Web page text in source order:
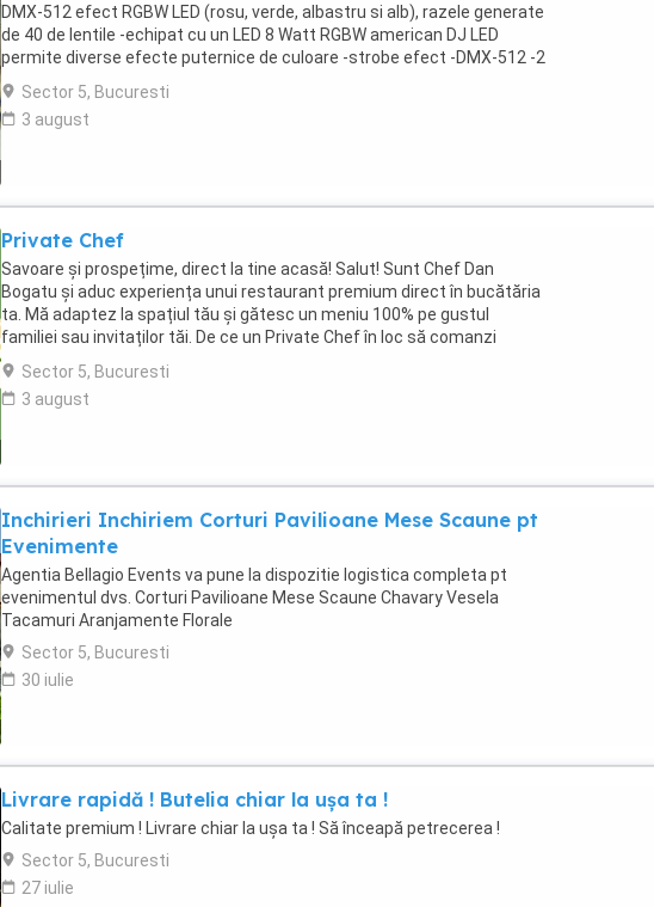
DMX-512 efect RGBW LED (rosu, verde, albastru si alb), razele generate
de 40 de lentile -echipat cu un LED 8 Watt RGBW american DJ LED
permite diverse efecte puternice de culoare -strobe efect -DMX-512 -2
moduri DMX: 2 canale sau 8 modul ...
Sector 5, Bucuresti
3 august
Private Chef
Savoare și prospețime, direct la tine acasă! Salut! Sunt Chef Dan
Bogatu și aduc experiența unui restaurant premium direct în bucătăria
ta. Mă adaptez la spațiul tău și gătesc un meniu 100% pe gustul
familiei sau invitaților tăi. De ce un Private Chef în loc să comanzi
mâncare? Ingrediente sigure: ...
Sector 5, Bucuresti
3 august
Inchirieri Inchiriem Corturi Pavilioane Mese Scaune pt
Evenimente
Agentia Bellagio Events va pune la dispozitie logistica completa pt
evenimentul dvs. Corturi Pavilioane Mese Scaune Chavary Vesela
Tacamuri Aranjamente Florale
Sector 5, Bucuresti
30 iulie
Livrare rapidă ! Butelia chiar la ușa ta !
Calitate premium ! Livrare chiar la ușa ta ! Să înceapă petrecerea !
Sector 5, Bucuresti
27 iulie